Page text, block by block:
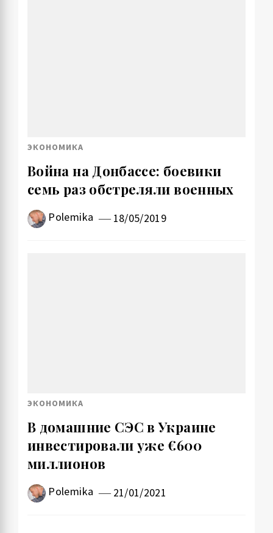
ЭКОНОМИКА
Война на Донбассе: боевики
семь раз обстреляли военных
Polemika 18/05/2019
ЭКОНОМИКА
В домашние СЭС в Украине
инвестировали уже €600
миллионов
Polemika 21/01/2021